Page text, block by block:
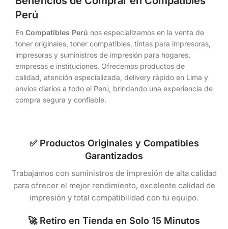
Perú
En Compatibles Perú nos especializamos en la venta de
toner originales, toner compatibles, tintas para impresoras,
impresoras y suministros de impresión para hogares,
empresas e instituciones. Ofrecemos productos de
calidad, atención especializada, delivery rápido en Lima y
envíos diarios a todo el Perú, brindando una experiencia de
compra segura y confiable.
✅ Productos Originales y Compatibles
Garantizados
Trabajamos con suministros de impresión de alta calidad
para ofrecer el mejor rendimiento, excelente calidad de
impresión y total compatibilidad con tu equipo.
🚀 Retiro en Tienda en Solo 15 Minutos